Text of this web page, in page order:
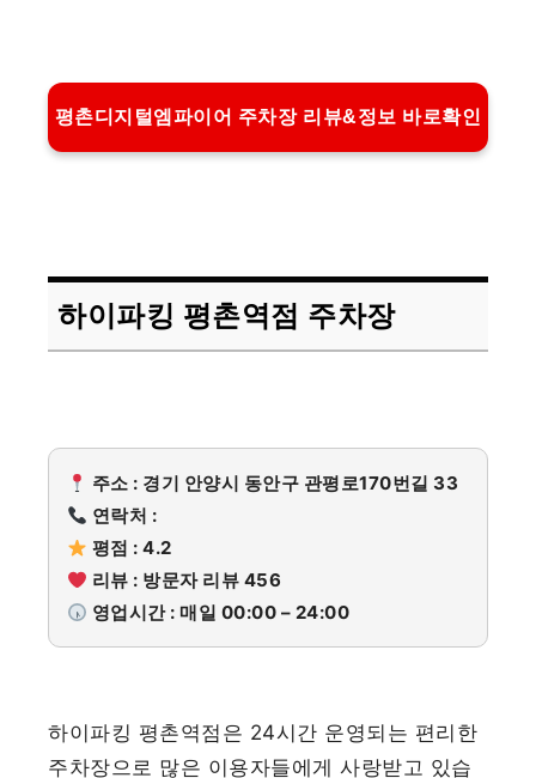
평촌디지털엠파이어 주차장 리뷰&정보 바로확인
하이파킹 평촌역점 주차장
주소 : 경기 안양시 동안구 관평로170번길 33
연락처 :
평점 : 4.2
리뷰 : 방문자 리뷰 456
영업시간 : 매일 00:00 – 24:00
하이파킹 평촌역점은 24시간 운영되는 편리한
주차장으로 많은 이용자들에게 사랑받고 있습